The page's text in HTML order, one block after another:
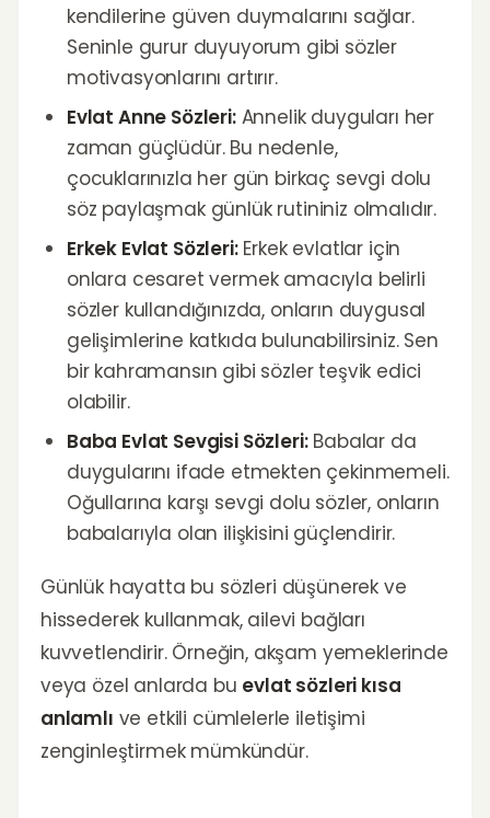
kendilerine güven duymalarını sağlar.
Seninle gurur duyuyorum gibi sözler
motivasyonlarını artırır.
Evlat Anne Sözleri:Annelik duyguları her
zaman güçlüdür. Bu nedenle,
çocuklarınızla her gün birkaç sevgi dolu
söz paylaşmak günlük rutininiz olmalıdır.
Erkek Evlat Sözleri:Erkek evlatlar için
onlara cesaret vermek amacıyla belirli
sözler kullandığınızda, onların duygusal
gelişimlerine katkıda bulunabilirsiniz. Sen
bir kahramansın gibi sözler teşvik edici
olabilir.
Baba Evlat Sevgisi Sözleri:Babalar da
duygularını ifade etmekten çekinmemeli.
Oğullarına karşı sevgi dolu sözler, onların
babalarıyla olan ilişkisini güçlendirir.
Günlük hayatta bu sözleri düşünerek ve
hissederek kullanmak, ailevi bağları
kuvvetlendirir. Örneğin, akşam yemeklerinde
veya özel anlarda bu evlat sözleri kısa
anlamlı ve etkili cümlelerle iletişimi
zenginleştirmek mümkündür.